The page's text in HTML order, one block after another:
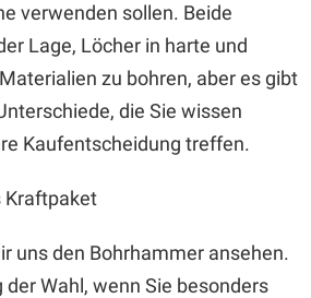
verwenden sollen. Beide
Lage, Löcher in harte und
zu bohren, aber es gibt
die Sie wissen
Kaufentscheidung treffen.
Kraftpaket
uns den Bohrhammer ansehen.
der Wahl, wenn Sie besonders